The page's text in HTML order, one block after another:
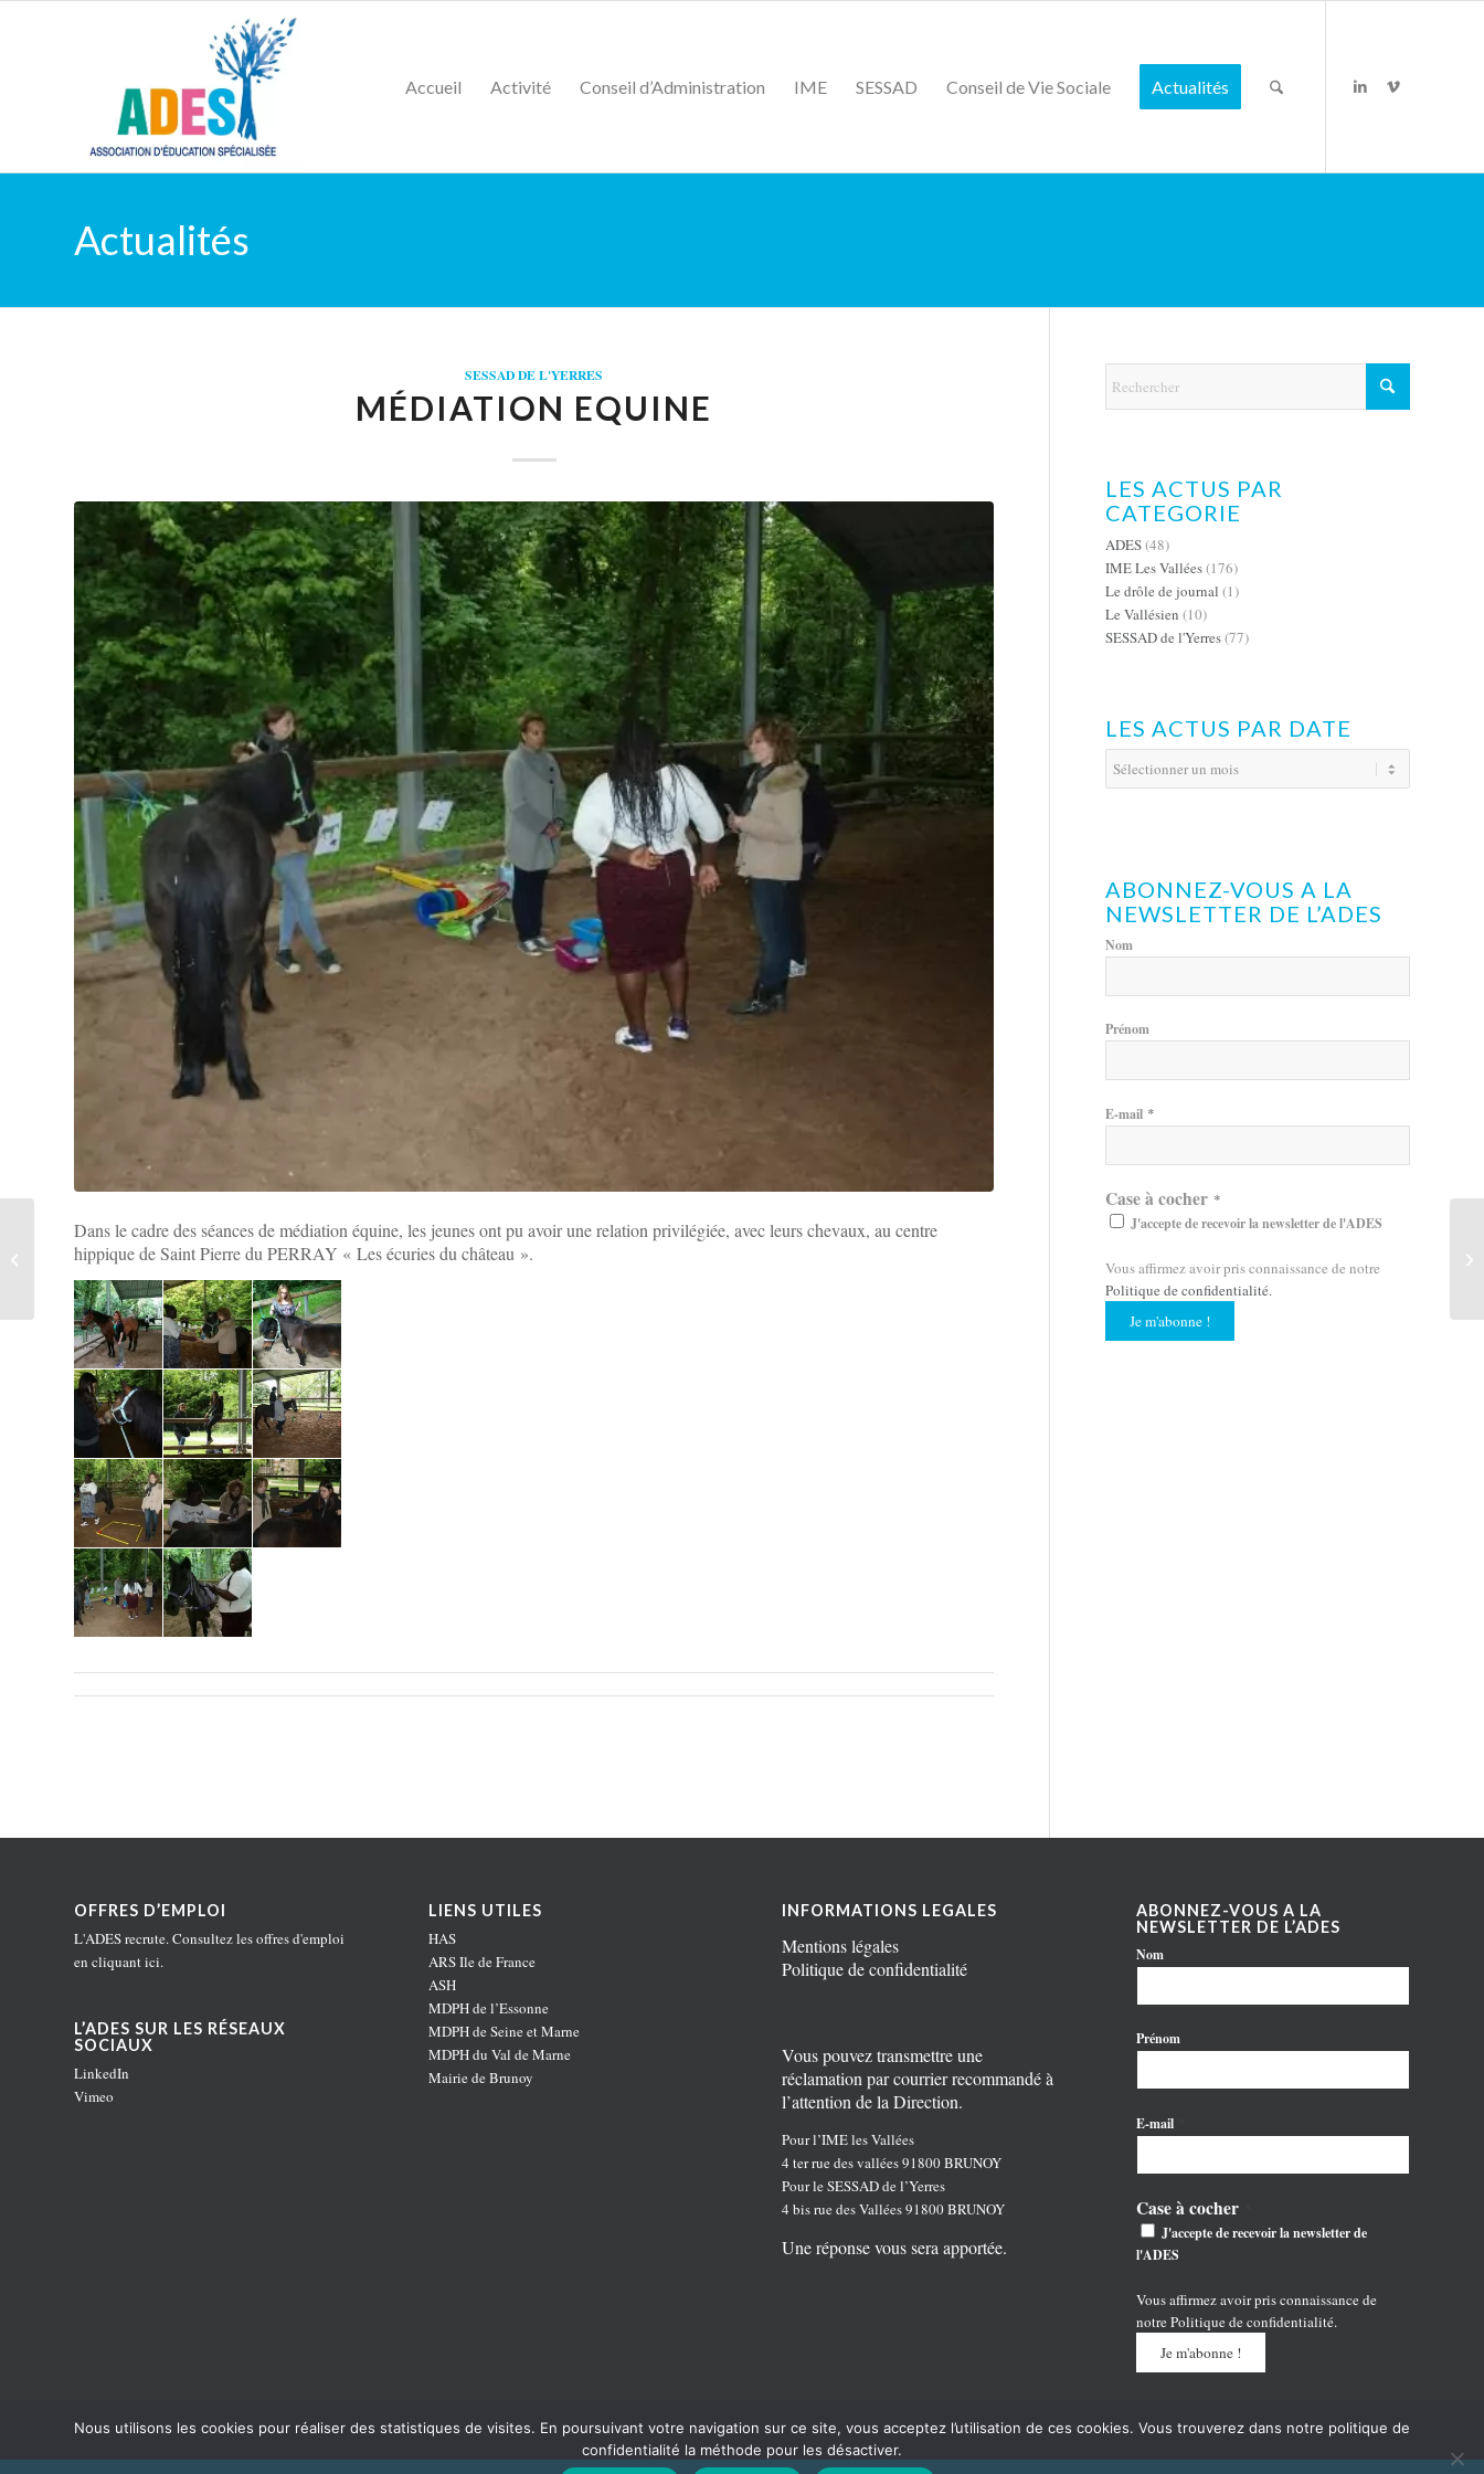
Accueil Activité Conseil d’Administration IME SESSAD Conseil de Vie Sociale Actualités
Actualités
SESSAD DE L'YERRES
MÉDIATION EQUINE
Dans le cadre des séances de médiation équine, les jeunes ont pu avoir une relation privilégiée, avec leurs chevaux, au centre
hippique de Saint Pierre du PERRAY « Les écuries du château ».
LES ACTUS PAR
CATEGORIE
ADES(48)
IME Les Vallées(176)
Le drôle de journal (1)
Le Vallésien (10)
SESSAD de l'Yerres(77)
LES ACTUS PAR DATE
ABONNEZ-VOUS A LA
NEWSLETTER DE L’ADES
Nom
Prénom
E-mail *
Case à cocher *
J'accepte de recevoir la newsletter de l'ADES
Vous affirmez avoir pris connaissance de notre
Politique de confidentialité.
OFFRES D’EMPLOI
L'ADES recrute. Consultez les offres d'emploi
en cliquant ici.
L’ADES SUR LES RÉSEAUX
SOCIAUX
LinkedIn
Vimeo
LIENS UTILES
HAS
ARS Ile de France
ASH
MDPH de l’Essonne
MDPH de Seine et Marne
MDPH du Val de Marne
Mairie de Brunoy
INFORMATIONS LEGALES
Mentions légales
Politique de confidentialité
Vous pouvez transmettre une
réclamation par courrier recommandé à
l’attention de la Direction.
Pour l’IME les Vallées
4 ter rue des vallées 91800 BRUNOY
Pour le SESSAD de l’Yerres
4 bis rue des Vallées 91800 BRUNOY
Une réponse vous sera apportée.
ABONNEZ-VOUS A LA
NEWSLETTER DE L’ADES
Nom
Prénom
E-mail
Case à cocher
J'accepte de recevoir la newsletter de
l'ADES
Vous affirmez avoir pris connaissance de
notrePolitique de confidentialité.
Mini séjour à la ferme de
PRUNAY
Nous utilisons les cookies pour réaliser des statistiques de visites. En poursuivant votre navigation sur ce site, vous acceptez l’utilisation de ces cookies. Vous trouverez dans notre politique de
confidentialité la méthode pour les désactiver.